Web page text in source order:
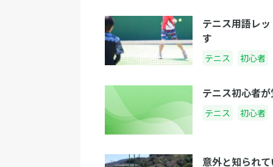
テニス用語レ
す
テニス 初心者
テニス初心者
テニス 初心者
意外と知られ